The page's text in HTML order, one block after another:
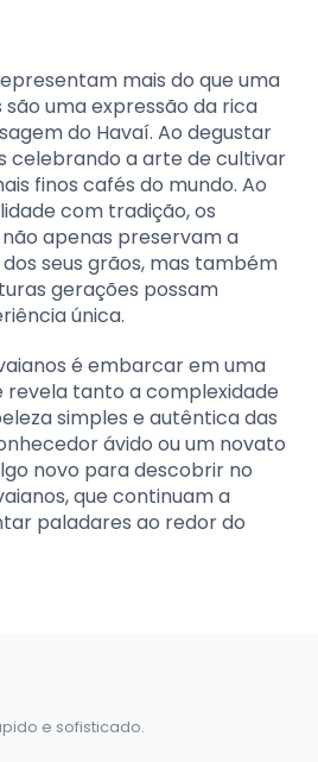
mais do que uma
são uma expressão da rica
do Havaí. Ao degustar
celebrando a arte de cultivar
finos cafés do mundo. Ao
com tradição, os
apenas preservam a
seus grãos, mas também
gerações possam
única.
é embarcar em uma
revela tanto a complexidade
simples e autêntica das
ávido ou um novato
novo para descobrir no
que continuam a
paladares ao redor do
e sofisticado.